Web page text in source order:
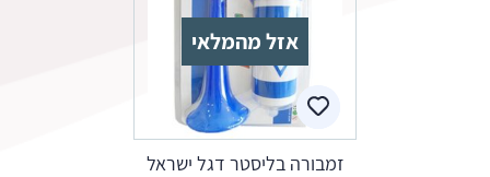
אזל מהמלאי
זמבורה בליסטר דגל ישראל